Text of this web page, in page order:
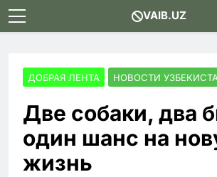
Skip
to
VAIB.UZ
ДОБРАЯ ЛЕНТА НОВОСТИ
Две собаки, два
один шанс на
жизнь